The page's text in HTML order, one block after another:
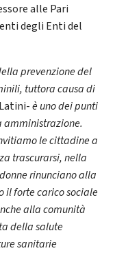
alle Pari
degli Enti del
prevenzione del
tuttora causa di
è uno dei punti
amministrazione.
le cittadine a
trascurarsi, nella
rinunciano alla
il forte carico sociale
alla comunità
della salute
sanitarie